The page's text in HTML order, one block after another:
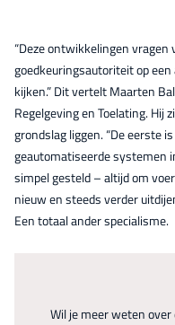
“Deze ontwikkelingen vragen
goedkeuringsautoriteit op
kijken.” Dit vertelt Maarten
Regelgeving en Toelating. Hij
grondslag liggen. “De eerste
geautomatiseerde systemen
simpel gesteld – altijd om
nieuw en steeds verder
Een totaal ander specialisme.
Wil je meer weten over